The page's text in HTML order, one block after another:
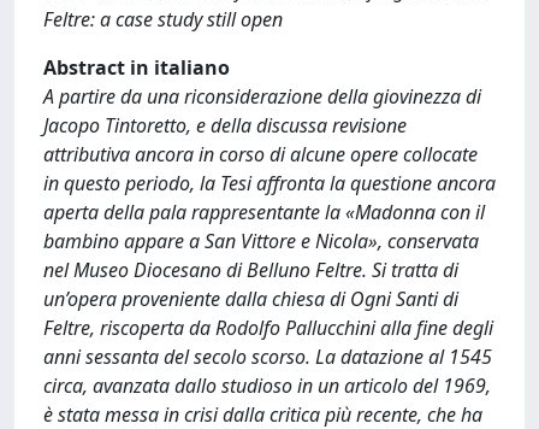
Feltre: a case study still open
Abstract in italiano
A partire da una riconsiderazione della giovinezza di
Jacopo Tintoretto, e della discussa revisione
attributiva ancora in corso di alcune opere collocate
in questo periodo, la Tesi affronta la questione ancora
aperta della pala rappresentante la «Madonna con il
bambino appare a San Vittore e Nicola», conservata
nel Museo Diocesano di Belluno Feltre. Si tratta di
un’opera proveniente dalla chiesa di Ogni Santi di
Feltre, riscoperta da Rodolfo Pallucchini alla fine degli
anni sessanta del secolo scorso. La datazione al 1545
circa, avanzata dallo studioso in un articolo del 1969,
è stata messa in crisi dalla critica più recente, che ha